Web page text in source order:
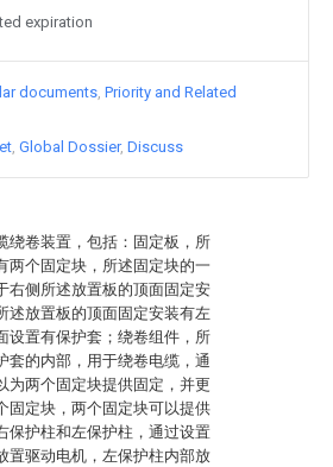
绕卷装置，包括：固定板，所
两个固定块，所述固定块的一
右侧所述放置板的顶面固定安
述放置板的顶面固定安装有左
设置有保护套；绕卷组件，所
套的内部，用于绕卷电缆，通
为两个固定块提供固定，并更
固定块，两个固定块可以提供
保护柱和左保护柱，通过设置
置驱动电机，左保护柱内部放
expiration
documents Priority and Related
Global Dossier Discuss